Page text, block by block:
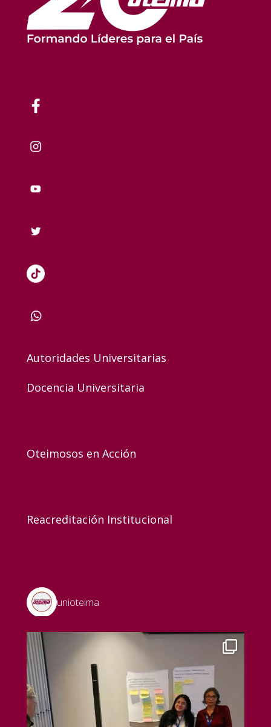
Autoridades Universitarias
Docencia Universitaria
Oteimosos en Acción
Reacreditación Institucional
unioteima